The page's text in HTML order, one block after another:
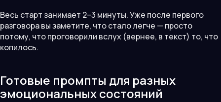
Весь старт занимает 2–3 минуты. Уже после первого
разговора вы заметите, что стало легче — просто
потому, что проговорили вслух (вернее, в текст) то, что
копилось.
Готовые промпты для разных
эмоциональных состояний